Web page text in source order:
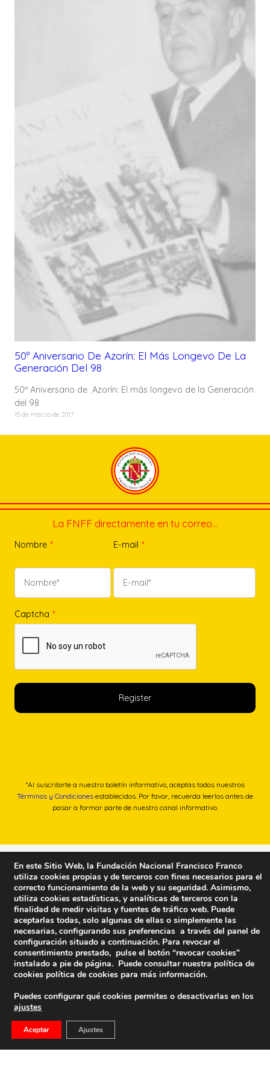
50º Aniversario De Azorín: El Más Longevo De La
Generación Del 98
50º Aniversario de Azorín: El más longevo de la Generación
del 98
15 de marzo de 2017
La FNFF directamente en tu correo…
Nombre * E-mail *
Captcha *
*Al suscribirte a nuestro boletín informativo, aceptas todos nuestros
Términos y Condiciones establecidos. Por favor, recuerda leerlos antes de
pasar a formar parte de nuestro canal informativo.
Fundación Nacional Francisco Franco
En este Sitio Web, la Fundación Nacional Francisco Franco
utiliza cookies propias y de terceros con fines necesarios para el
correcto funcionamiento de la web y su seguridad. Asimismo,
utiliza cookies estadísticas, y analíticas de terceros con la
finalidad de medir visitas y fuentes de tráfico web. Puede
aceptarlas todas, solo algunas de ellas o simplemente las
necesarias, configurando sus preferencias a través del panel de
configuración situado a continuación. Para revocar el
consentimiento prestado, pulse el botón “revocar cookies”
instalado a pie de página. Puede consultar nuestra política de
cookies política de cookies para más información.
Puedes configurar qué cookies permites o desactivarlas en los
ajustes
Aceptar Ajustes